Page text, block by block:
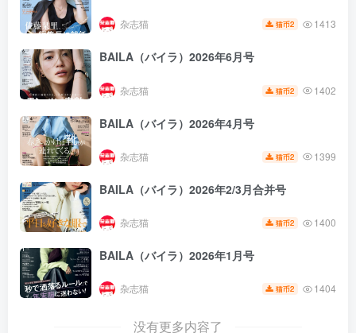
杂志猫 猫币2 1413
BAILA（バイラ）2026年6月号
杂志猫 猫币2 1402
BAILA（バイラ）2026年4月号
杂志猫 猫币2 1399
BAILA（バイラ）2026年2/3月合并号
杂志猫 猫币2 1400
BAILA（バイラ）2026年1月号
杂志猫 猫币2 1404
没有更多内容了